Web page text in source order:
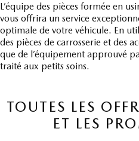
L’équipe des pièces formée en
vous offrira un service
optimale de votre véhicule. En
des pièces de carrosserie et des
que de l’équipement approuvé
traité aux petits soins.
TOUTES LES
ET LES